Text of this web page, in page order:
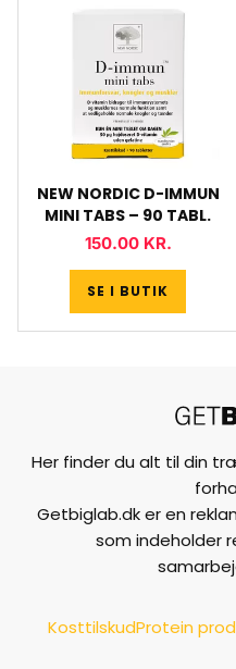
NEW NORDIC D-IMMUN
MINI TABS – 90 TABL.
150.00 KR.
SE I BUTIK
Her finder du alt til din
Getbiglab.dk er en
som indeholder
KosttilskudProtein